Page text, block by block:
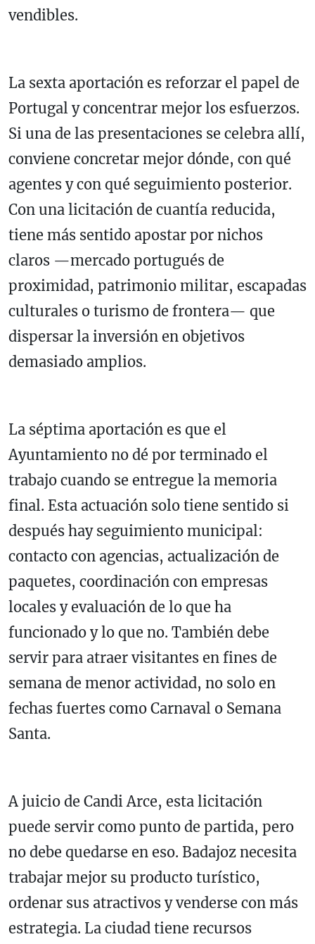
vendibles.
La sexta aportación es reforzar el papel de
Portugal y concentrar mejor los esfuerzos.
Si una de las presentaciones se celebra allí,
conviene concretar mejor dónde, con qué
agentes y con qué seguimiento posterior.
Con una licitación de cuantía reducida,
tiene más sentido apostar por nichos
claros —mercado portugués de
proximidad, patrimonio militar, escapadas
culturales o turismo de frontera— que
dispersar la inversión en objetivos
demasiado amplios.
La séptima aportación es que el
Ayuntamiento no dé por terminado el
trabajo cuando se entregue la memoria
final. Esta actuación solo tiene sentido si
después hay seguimiento municipal:
contacto con agencias, actualización de
paquetes, coordinación con empresas
locales y evaluación de lo que ha
funcionado y lo que no. También debe
servir para atraer visitantes en fines de
semana de menor actividad, no solo en
fechas fuertes como Carnaval o Semana
Santa.
A juicio de Candi Arce, esta licitación
puede servir como punto de partida, pero
no debe quedarse en eso. Badajoz necesita
trabajar mejor su producto turístico,
ordenar sus atractivos y venderse con más
estrategia. La ciudad tiene recursos